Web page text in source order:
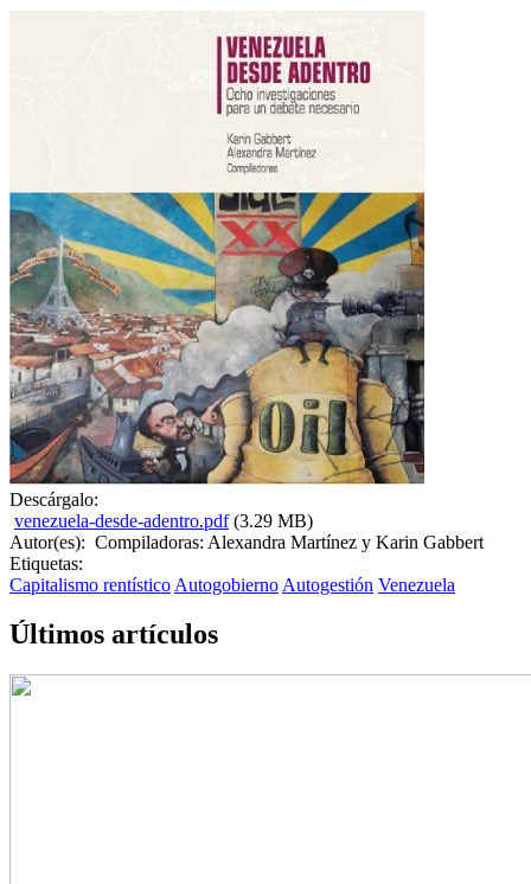
Descárgalo:
venezuela-desde-adentro.pdf (3.29 MB)
Autor(es): Compiladoras: Alexandra Martínez y Karin Gabbert
Etiquetas:
Capitalismo rentístico Autogobierno Autogestión Venezuela
Últimos artículos